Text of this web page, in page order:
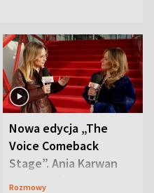
Nowa edycja „The
Voice Comeback
Stage”. Ania Karwan
zapowiada
Rozmowy